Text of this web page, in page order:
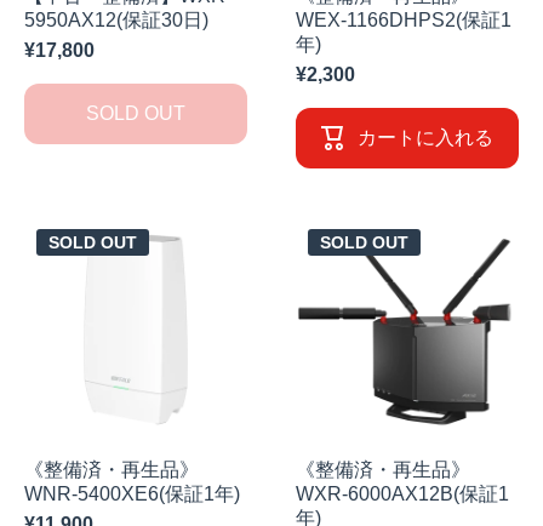
5950AX12(保証30日)
¥17,800
SOLD OUT
WEX-1166DHPS2(保証1
年)
¥2,300
カートに入れる
SOLD OUT
《整備済・再生品》
WNR-5400XE6(保証1年)
SOLD OUT
《整備済・再生品》
WXR-6000AX12B(保証1
年)